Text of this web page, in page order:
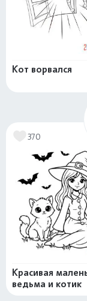
Кот ворвался
370
Красивая
ведьма и котик